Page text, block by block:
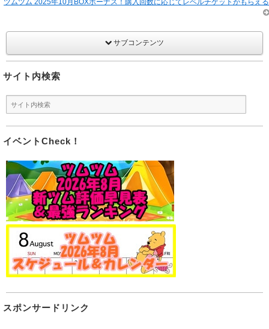
ツムツム 2025年10月BOXボーナス！購入回数に応じてレベルチケットがもらえる
サブコンテンツ
サイト内検索
イベントCheck！
スポンサードリンク